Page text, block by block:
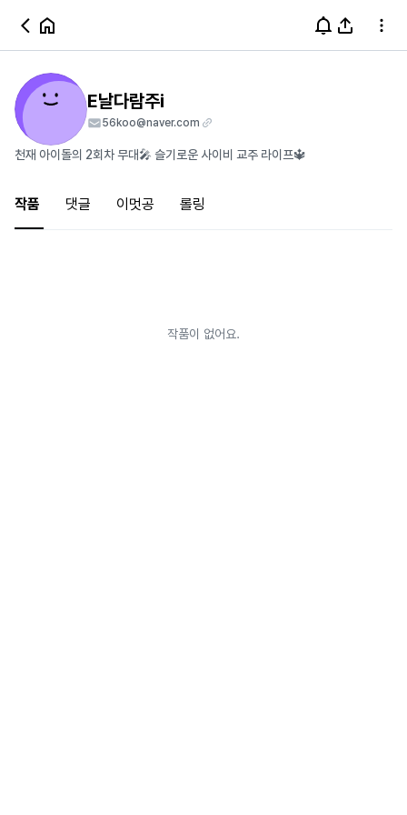
E날다람주i
56koo@naver.com
천재 아이돌의 2회차 무대🎤 슬기로운 사이비 교주 라이프🔱
작품 댓글 이멋공 롤링
작품이 없어요.